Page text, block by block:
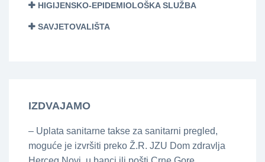
HIGIJENSKO-EPIDEMIOLOŠKA SLUŽBA
SAVJETOVALIŠTA
IZDVAJAMO
– Uplata sanitarne takse za sanitarni pregled,
moguće je izvršiti preko Ž.R. JZU Dom zdravlja